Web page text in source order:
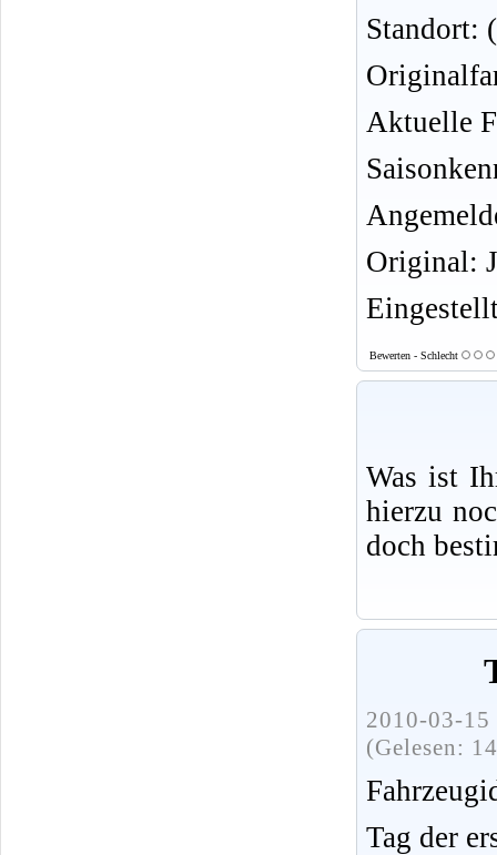
Standort:
Aktuelle
Original:
Bewerten - Schlecht
Was ist
hierzu
doch
2010-03-
(Gelesen:
Tag der